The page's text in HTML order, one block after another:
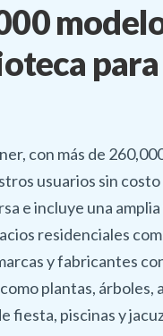
con más de
usuarios sin
e incluye una
residenciales
y fabricantes
plantas, árboles,
fiesta, piscinas y